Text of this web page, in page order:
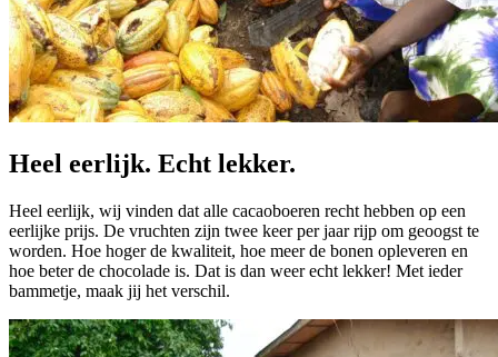
Heel eerlijk. Echt lekker.
Heel eerlijk, wij vinden dat alle cacaoboeren recht hebben op een
eerlijke prijs. De vruchten zijn twee keer per jaar rijp om geoogst te
worden. Hoe hoger de kwaliteit, hoe meer de bonen opleveren en
hoe beter de chocolade is. Dat is dan weer echt lekker! Met ieder
bammetje, maak jij het verschil.